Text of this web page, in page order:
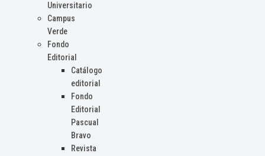
Universitario
Campus
Verde
Fondo
Editorial
Catálogo
editorial
Fondo
Editorial
Pascual
Bravo
Revista